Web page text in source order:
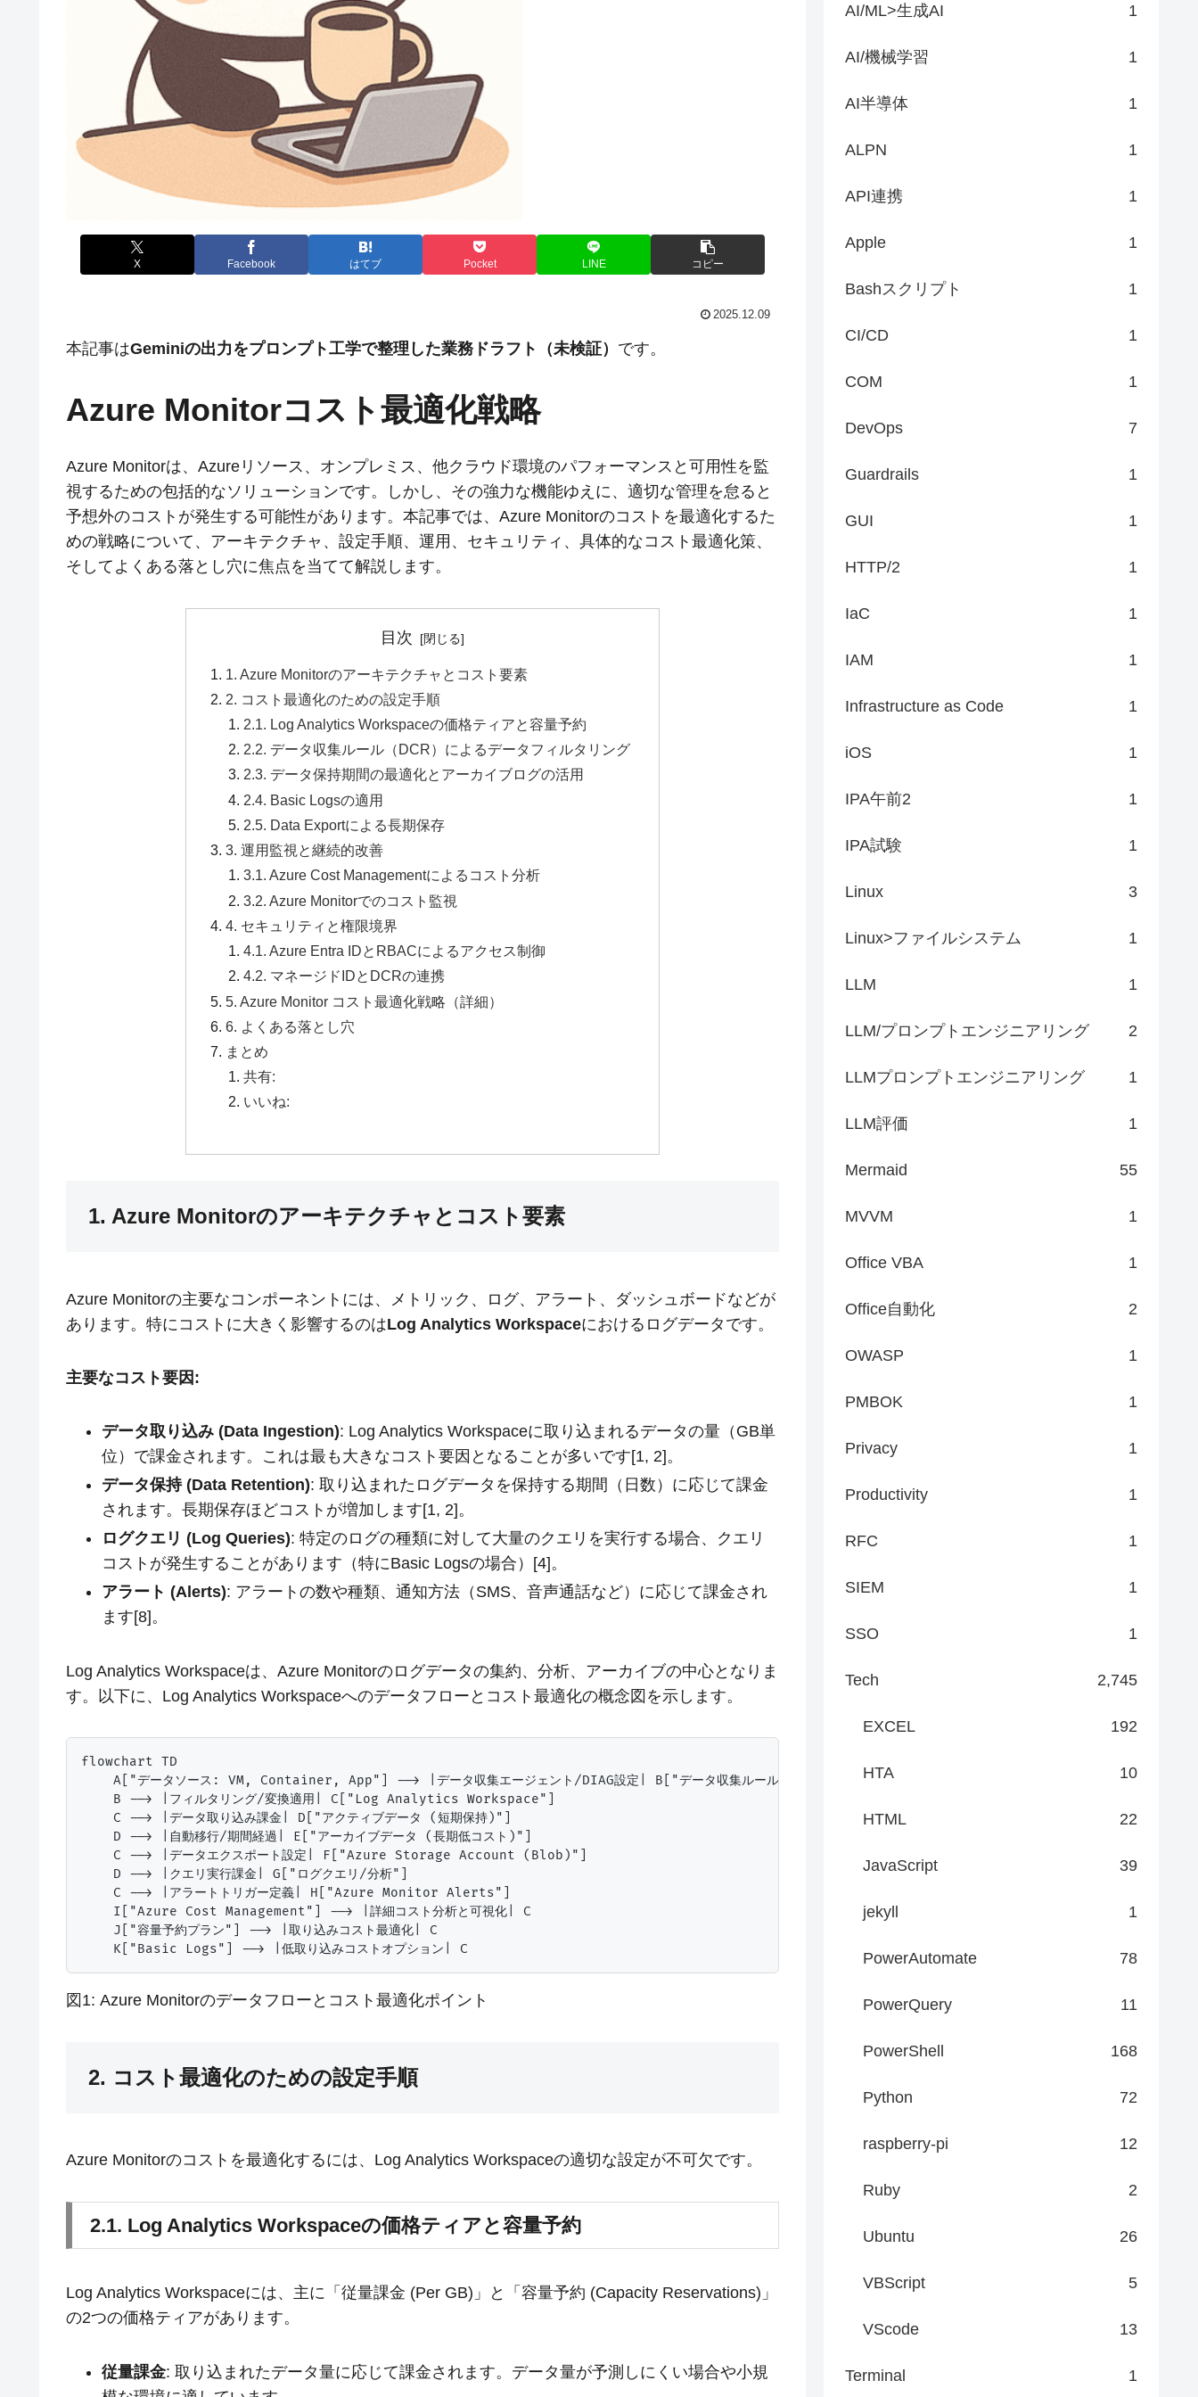
X Facebook はてブ Pocket LINE コピー
2025.12.09
本記事はGeminiの出力をプロンプト工学で整理した業務ドラフト（未検証） です。
Azure Monitorコスト最適化戦略
Azure Monitorは、Azureリソース、オンプレミス、他クラウド環境のパフォーマンスと可用性を監
視するための包括的なソリューションです。しかし、その強力な機能ゆえに、適切な管理を怠ると
予想外のコストが発生する可能性があります。本記事では、Azure Monitorのコストを最適化するた
めの戦略について、アーキテクチャ、設定手順、運用、セキュリティ、具体的なコスト最適化策、
そしてよくある落とし穴に焦点を当てて解説します。
目次
1. Azure Monitorのアーキテクチャとコスト要素
2. コスト最適化のための設定手順
2.1. Log Analytics Workspaceの価格ティアと容量予約
2.2. データ収集ルール（DCR）によるデータフィルタリング
2.3. データ保持期間の最適化とアーカイブログの活用
2.4. Basic Logsの適用
2.5. Data Exportによる長期保存
3. 運用監視と継続的改善
3.1. Azure Cost Managementによるコスト分析
3.2. Azure Monitorでのコスト監視
4. セキュリティと権限境界
4.1. Azure Entra IDとRBACによるアクセス制御
4.2. マネージドIDとDCRの連携
5. Azure Monitor コスト最適化戦略（詳細）
6. よくある落とし穴
まとめ
共有:
いいね:
1. Azure Monitorのアーキテクチャとコスト要素
Azure Monitorの主要なコンポーネントには、メトリック、ログ、アラート、ダッシュボードなどが
あります。特にコストに大きく影響するのはLog Analytics Workspaceにおけるログデータです。
主要なコスト要因:
データ取り込み (Data Ingestion): Log Analytics Workspaceに取り込まれるデータの量（GB単
位）で課金されます。これは最も大きなコスト要因となることが多いです[1, 2]。
データ保持 (Data Retention): 取り込まれたログデータを保持する期間（日数）に応じて課金
されます。長期保存ほどコストが増加します[1, 2]。
ログクエリ (Log Queries): 特定のログの種類に対して大量のクエリを実行する場合、クエリ
コストが発生することがあります（特にBasic Logsの場合）[4]。
アラート (Alerts): アラートの数や種類、通知方法（SMS、音声通話など）に応じて課金され
ます[8]。
Log Analytics Workspaceは、Azure Monitorのログデータの集約、分析、アーカイブの中心となりま
す。以下に、Log Analytics Workspaceへのデータフローとコスト最適化の概念図を示します。
flowchart TD
    A["データソース: VM, Container, App"] --> |データ収集エージェント/DIAG設定| B["データ収集ルール (DCR)"]
    B --> |フィルタリング/変換適用| C["Log Analytics Workspace"]
    C --> |データ取り込み課金| D["アクティブデータ (短期保持)"]
    D --> |自動移行/期間経過| E["アーカイブデータ (長期低コスト)"]
    C --> |データエクスポート設定| F["Azure Storage Account (Blob)"]
    D --> |クエリ実行課金| G["ログクエリ/分析"]
    C --> |アラートトリガー定義| H["Azure Monitor Alerts"]
    I["Azure Cost Management"] --> |詳細コスト分析と可視化| C
    J["容量予約プラン"] --> |取り込みコスト最適化| C
図1: Azure Monitorのデータフローとコスト最適化ポイント
2. コスト最適化のための設定手順
Azure Monitorのコストを最適化するには、Log Analytics Workspaceの適切な設定が不可欠です。
2.1. Log Analytics Workspaceの価格ティアと容量予約
Log Analytics Workspaceには、主に「従量課金 (Per GB)」と「容量予約 (Capacity Reservations)」
の2つの価格ティアがあります。
従量課金: 取り込まれたデータ量に応じて課金されます。データ量が予測しにくい場合や小規
AI/ML>生成AI 1
AI/機械学習 1
AI半導体 1
ALPN 1
API連携 1
Apple 1
Bashスクリプト 1
CI/CD 1
COM 1
DevOps 7
Guardrails 1
GUI 1
HTTP/2 1
IaC 1
IAM 1
Infrastructure as Code 1
iOS 1
IPA午前2 1
IPA試験 1
Linux 3
Linux>ファイルシステム 1
LLM 1
LLM/プロンプトエンジニアリング 2
LLMプロンプトエンジニアリング 1
LLM評価 1
Mermaid 55
MVVM 1
Office VBA 1
Office自動化 2
OWASP 1
PMBOK 1
Privacy 1
Productivity 1
RFC 1
SIEM 1
SSO 1
Tech 2,745
EXCEL 192
HTA 10
HTML 22
JavaScript 39
jekyll 1
PowerAutomate 78
PowerQuery 11
PowerShell 168
Python 72
raspberry-pi 12
Ruby 2
Ubuntu 26
VBScript 5
VScode 13
Terminal 1